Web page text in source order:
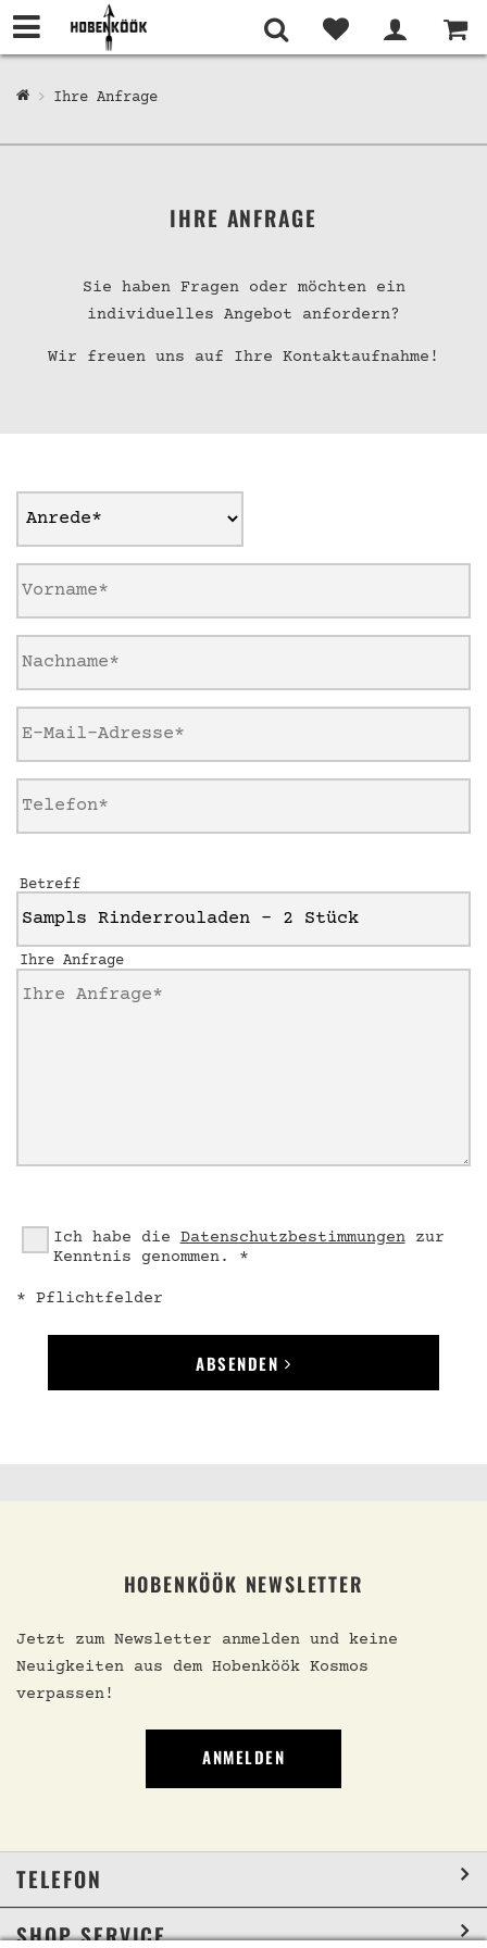
Ihre Anfrage
IHRE ANFRAGE
Sie haben Fragen oder möchten ein
individuelles Angebot anfordern?
Wir freuen uns auf Ihre Kontaktaufnahme!
Betreff
Ihre Anfrage
Ich habe die Datenschutzbestimmungenzur
Kenntnis genommen. *
* Pflichtfelder
ABSENDEN
HOBENKÖÖK NEWSLETTER
Jetzt zum Newsletter anmelden und keine
Neuigkeiten aus dem Hobenköök Kosmos
verpassen!
ANMELDEN
TELEFON
SHOP SERVICE